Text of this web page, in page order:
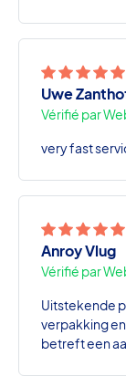
Uwe
Vérifié par
very fast
Anroy Vlug
Vérifié par
Uitstekende
verpakking
betreft een